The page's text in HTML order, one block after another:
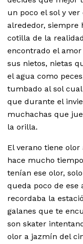
un poco el sol y
alrededor, siempre
cotilla de la
encontrado el
sus nietos, nietas
el agua como
tumbado al sol
que durante el
muchachas que
la orilla.
El verano tiene
hace mucho
tenían ese olor,
queda poco de ese
recordaba la
galanes que te
son skater
olor a jazmín del